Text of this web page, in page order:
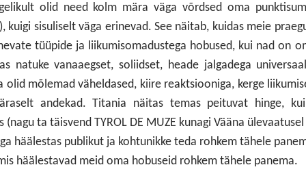
olid need kolm mära väga võrdsed oma
sisuliselt väga erinevad. See näitab, kuidas meie
tüüpide ja liikumisomadustega hobused, kui nad on
natuke vanaaegset, soliidset, heade jalgadega
mõlemad väheldased, kiire reaktsiooniga, kerge
andekad. Titania näitas temas peituvat hinge,
ta täisvend TYROL DE MUZE kunagi Vääna
häälestas publikut ja kohtunikke teda rohkem tähele
häälestavad meid oma hobuseid rohkem tähele panema.